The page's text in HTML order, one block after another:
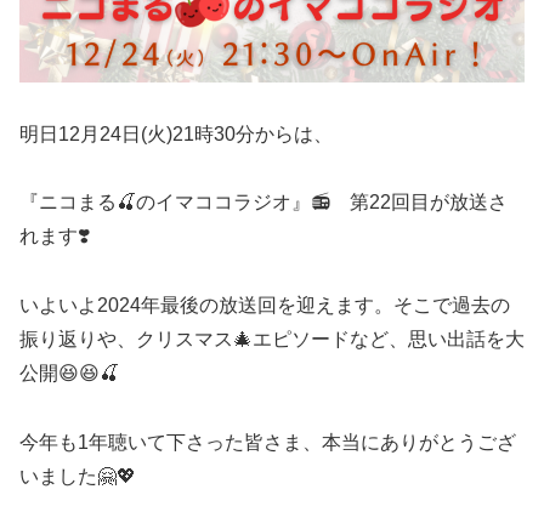
明日12月24日(火)21時30分からは、
『ニコまる🍒のイマココラジオ』📻 第22回目が放送さ
れます❣️
いよいよ2024年最後の放送回を迎えます。そこで過去の
振り返りや、クリスマス🎄エピソードなど、思い出話を大
公開😆😆🍒
今年も1年聴いて下さった皆さま、本当にありがとうござ
いました🤗💖